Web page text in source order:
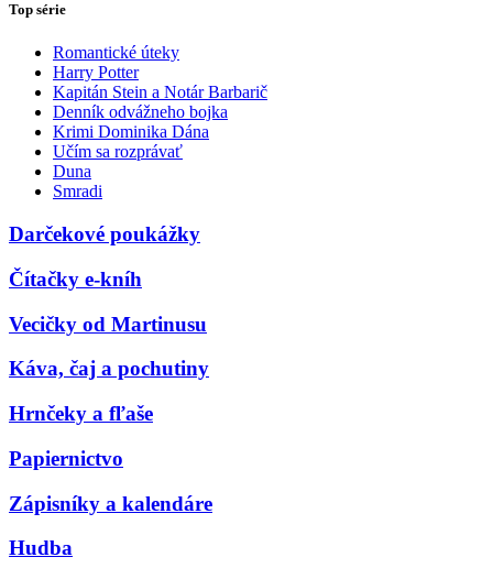
Top série
Romantické úteky
Harry Potter
Kapitán Stein a Notár Barbarič
Denník odvážneho bojka
Krimi Dominika Dána
Učím sa rozprávať
Duna
Smradi
Darčekové poukážky
Čítačky e-kníh
Vecičky od Martinusu
Káva, čaj a pochutiny
Hrnčeky a fľaše
Papiernictvo
Zápisníky a kalendáre
Hudba